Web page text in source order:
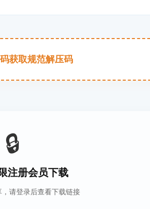
获取规范解压码
🔒
注册会员下载
请登录后查看下载链接